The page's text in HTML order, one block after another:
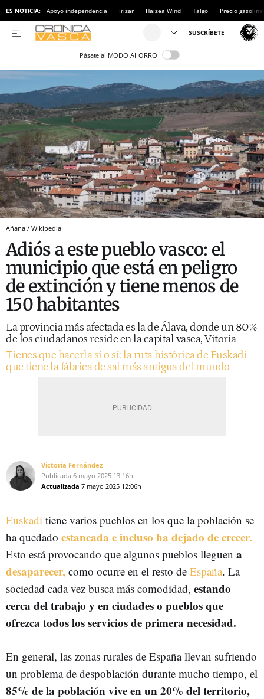
ES NOTICIA: Apoyo independencia Irizar Haizea Wind Talgo Precio gasolina
Pásate al MODO AHORRO
Añana / Wikipedia
Adiós a este pueblo vasco: el
municipio que está en peligro
de extinción y tiene menos de
150 habitantes
La provincia más afectada es la de Álava, donde un 80%
de los ciudadanos reside en la capital vasca, Vitoria
Tienes que hacerla sí o sí: la ruta histórica de Euskadi
que tiene la fábrica de sal más antigua del mundo
Victoria Fernández
Publicada 6 mayo 2025 13:16h
Actualizada 7 mayo 2025 12:06h
Euskadi tiene varios pueblos en los que la población se
ha quedado estancada e incluso ha dejado de crecer.
Esto está provocando que algunos pueblos lleguen a
desaparecer, como ocurre en el resto de España. La
sociedad cada vez busca más comodidad, estando
cerca del trabajo y en ciudades o pueblos que
ofrezca todos los servicios de primera necesidad.
En general, las zonas rurales de España llevan sufriendo
un problema de despoblación durante mucho tiempo, el
85% de la población vive en un 20% del territorio,